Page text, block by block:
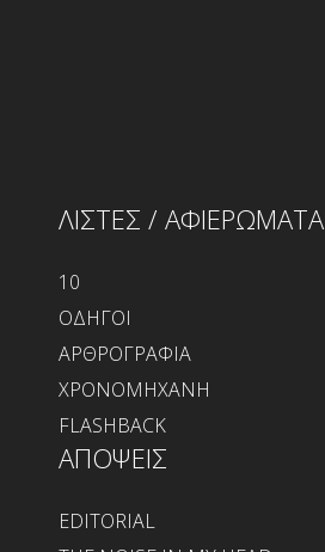
ΛΙΣΤΕΣ / ΑΦΙΕΡΩΜΑΤΑ
10
ΟΔΗΓΟΙ
ΑΡΘΡΟΓΡΑΦΙΑ
ΧΡΟΝΟΜΗΧΑΝΗ
FLASHBACK
ΑΠΟΨΕΙΣ
EDITORIAL